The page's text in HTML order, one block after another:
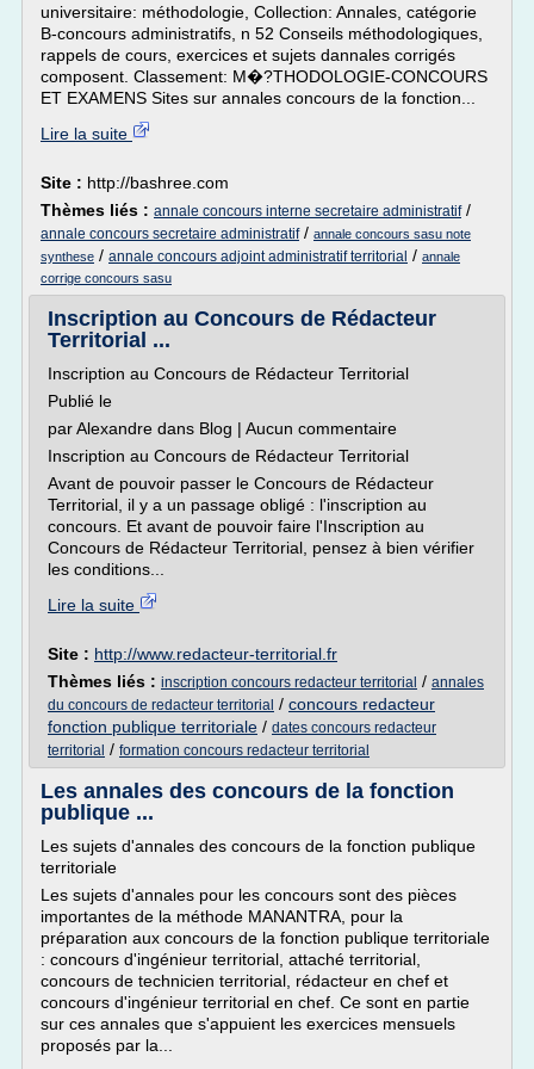
universitaire: méthodologie, Collection: Annales, catégorie
B-concours administratifs, n 52 Conseils méthodologiques,
rappels de cours, exercices et sujets dannales corrigés
composent. Classement: M�?THODOLOGIE-CONCOURS
ET EXAMENS Sites sur annales concours de la fonction...
Lire la suite
Site : http://bashree.com
Thèmes liés : annale concours interne secretaire administratif/
annale concours secretaire administratif/ annale concours sasu note
synthese / annale concours adjoint administratif territorial / annale
corrige concours sasu
Inscription au Concours de Rédacteur
Territorial ...
Inscription au Concours de Rédacteur Territorial
Publié le
par Alexandre dans Blog | Aucun commentaire
Inscription au Concours de Rédacteur Territorial
Avant de pouvoir passer le Concours de Rédacteur
Territorial, il y a un passage obligé : l'inscription au
concours. Et avant de pouvoir faire l'Inscription au
Concours de Rédacteur Territorial, pensez à bien vérifier
les conditions...
Lire la suite
Site : http://www.redacteur-territorial.fr
Thèmes liés : inscription concours redacteur territorial / annales
du concours de redacteur territorial / concours redacteur
fonction publique territoriale / dates concours redacteur
territorial / formation concours redacteur territorial
Les annales des concours de la fonction
publique ...
Les sujets d'annales des concours de la fonction publique
territoriale
Les sujets d'annales pour les concours sont des pièces
importantes de la méthode MANANTRA, pour la
préparation aux concours de la fonction publique territoriale
: concours d'ingénieur territorial, attaché territorial,
concours de technicien territorial, rédacteur en chef et
concours d'ingénieur territorial en chef. Ce sont en partie
sur ces annales que s'appuient les exercices mensuels
proposés par la...